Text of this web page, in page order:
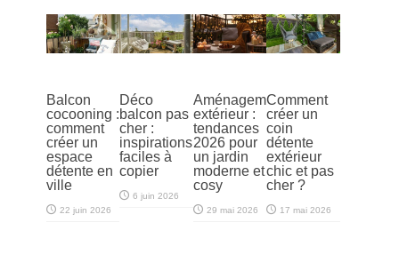
Balcon
cocooning :
comment
créer un
espace
détente en
ville
22 juin 2026
Déco
balcon pas
cher :
inspirations
faciles à
copier
6 juin 2026
Aménagement
extérieur :
tendances
2026 pour
un jardin
moderne et
cosy
29 mai 2026
Comment
créer un
coin
détente
extérieur
chic et pas
cher ?
17 mai 2026